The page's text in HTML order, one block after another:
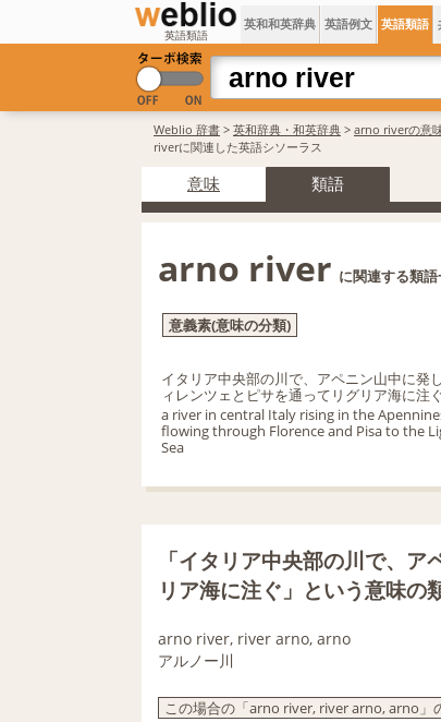
英語類語
英和和英辞典 英語例文 英語類語
Weblio 辞書 > 英和辞典・和英辞典 > arno riverの意
riverに関連した英語シソーラス
意味 類語
arno river に関連する類
意義素(意味の分類)
イタリア中央部の川で、アペニン山中に発
ィレンツェとピサを通ってリグリア海に注
a river in central Italy rising in the
flowing through Florence and Pisa to the
Sea
「イタリア中央部の川で、
リア海に注ぐ」という意味の
arno river, river arno, arno
アルノー川
この場合の「arno river, river arno, arno」